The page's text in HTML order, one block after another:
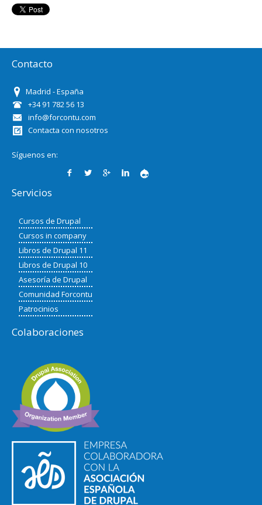
Contacto
Madrid - España
+34 91 782 56 13
info@forcontu.com
Contacta con nosotros
Síguenos en:
Servicios
Cursos de Drupal
Cursos in company
Libros de Drupal 11
Libros de Drupal 10
Asesoría de Drupal
Comunidad Forcontu
Patrocinios
Colaboraciones